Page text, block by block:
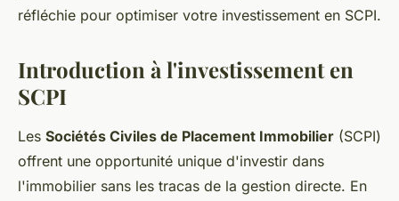
réfléchie pour optimiser votre investissement en SCPI.
Introduction à l'investissement en
SCPI
Les Sociétés Civiles de Placement Immobilier (SCPI)
offrent une opportunité unique d'investir dans
l'immobilier sans les tracas de la gestion directe. En